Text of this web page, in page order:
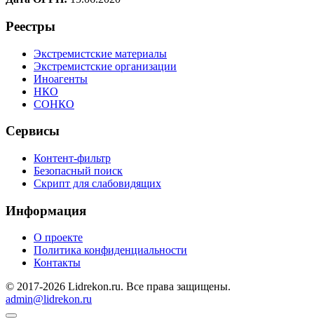
Реестры
Экстремистские материалы
Экстремистские организации
Иноагенты
НКО
СОНКО
Сервисы
Контент-фильтр
Безопасный поиск
Скрипт для слабовидящих
Информация
О проекте
Политика конфиденциальности
Контакты
© 2017-2026 Lidrekon.ru. Все права защищены.
admin@lidrekon.ru